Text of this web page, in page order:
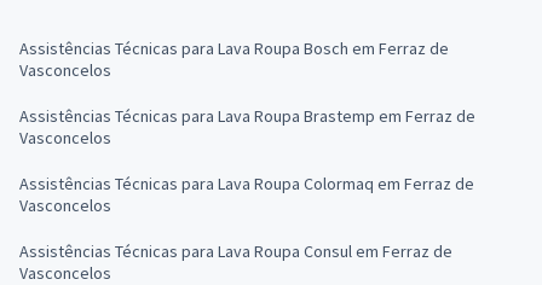
Assistências Técnicas para Lava Roupa Bosch em Ferraz de
Vasconcelos
Assistências Técnicas para Lava Roupa Brastemp em Ferraz de
Vasconcelos
Assistências Técnicas para Lava Roupa Colormaq em Ferraz de
Vasconcelos
Assistências Técnicas para Lava Roupa Consul em Ferraz de
Vasconcelos